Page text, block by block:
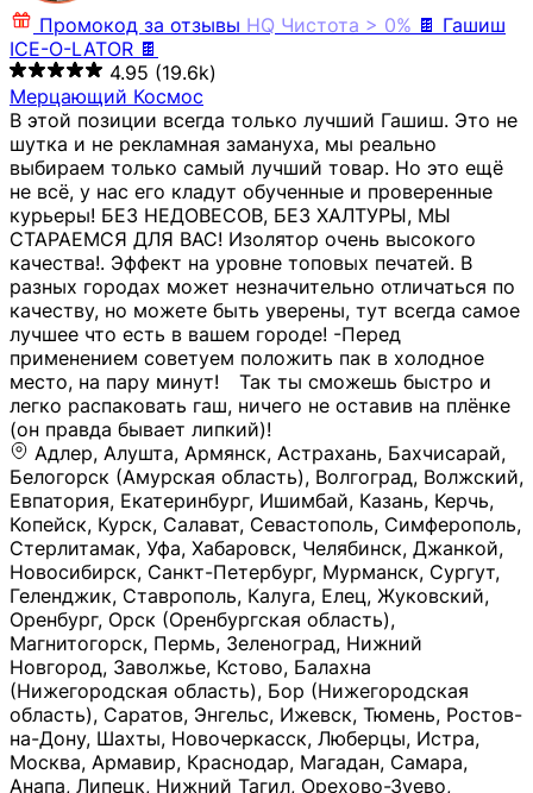
Промокод за отзывы HQ Чистота > 0% 🍫 Гашиш
ICE-O-LATOR 🍫
4.95 (19.6k)
Мерцающий Космос
В этой позиции всегда только лучший Гашиш. Это не
шутка и не рекламная замануха, мы реально
выбираем только самый лучший товар. Но это ещё
не всё, у нас его кладут обученные и проверенные
курьеры! БЕЗ НЕДОВЕСОВ, БЕЗ ХАЛТУРЫ, МЫ
СТАРАЕМСЯ ДЛЯ ВАС! Изолятор очень высокого
качества!. Эффект на уровне топовых печатей. В
разных городах может незначительно отличаться по
качеству, но можете быть уверены, тут всегда самое
лучшее что есть в вашем городе! -Перед
применением советуем положить пак в холодное
место, на пару минут!⠀ Так ты сможешь быстро и
легко распаковать гаш, ничего не оставив на плёнке
(он правда бывает липкий)!
Адлер, Алушта, Армянск, Астрахань, Бахчисарай,
Белогорск (Амурская область), Волгоград, Волжский,
Евпатория, Екатеринбург, Ишимбай, Казань, Керчь,
Копейск, Курск, Салават, Севастополь, Симферополь,
Стерлитамак, Уфа, Хабаровск, Челябинск, Джанкой,
Новосибирск, Санкт-Петербург, Мурманск, Сургут,
Геленджик, Ставрополь, Калуга, Елец, Жуковский,
Оренбург, Орск (Оренбургская область),
Магнитогорск, Пермь, Зеленоград, Нижний
Новгород, Заволжье, Кстово, Балахна
(Нижегородская область), Бор (Нижегородская
область), Саратов, Энгельс, Ижевск, Тюмень, Ростов-
на-Дону, Шахты, Новочеркасск, Люберцы, Истра,
Москва, Армавир, Краснодар, Магадан, Самара,
Анапа, Липецк, Нижний Тагил, Орехово-Зуево,